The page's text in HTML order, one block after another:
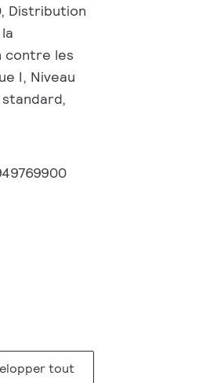
Distribution
contre les
I, Niveau
tout